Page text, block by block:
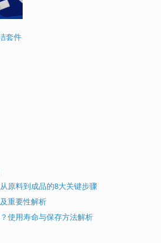
套件
原料到成品的8大关键步骤
重要性解析
使用寿命与保存方法解析